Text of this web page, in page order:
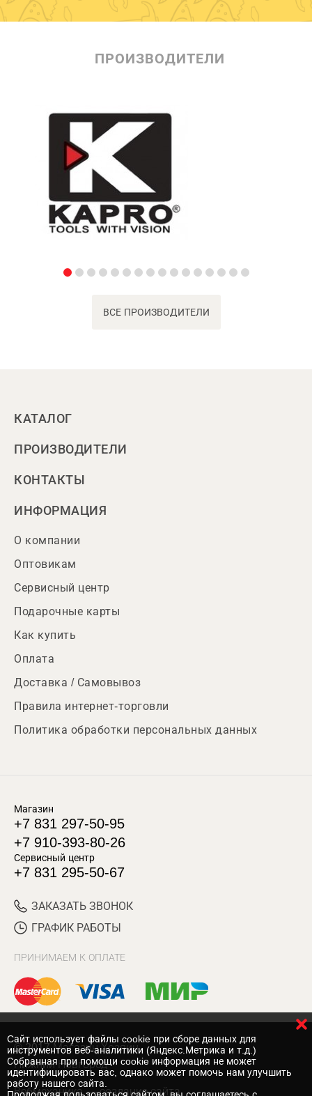
ПРОИЗВОДИТЕЛИ
ВСЕ ПРОИЗВОДИТЕЛИ
КАТАЛОГ
ПРОИЗВОДИТЕЛИ
КОНТАКТЫ
ИНФОРМАЦИЯ
О компании
Оптовикам
Сервисный центр
Подарочные карты
Как купить
Оплата
Доставка / Самовывоз
Правила интернет-торговли
Политика обработки персональных данных
Магазин
+7 831 297-50-95
+7 910-393-80-26
Сервисный центр
+7 831 295-50-67
ЗАКАЗАТЬ ЗВОНОК
ГРАФИК РАБОТЫ
ПРИНИМАЕМ К ОПЛАТЕ
© 2017 Магазин Хозяин
Нижний Новгород
Вебмеханика — создание сайта
Cайт использует файлы cookie при сборе данных для
инструментов веб-аналитики (Яндекс.Метрика и т.д.)
Собранная при помощи cookie информация не может
идентифицировать вас, однако может помочь нам улучшить
работу нашего сайта.